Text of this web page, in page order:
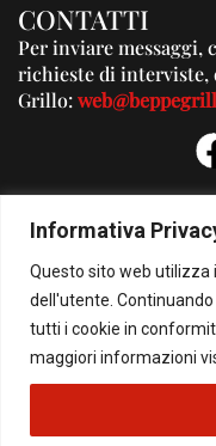
Informativa
Questo sito web utilizza
dell'utente.
tutti i cookie in
maggiori informazioni
CONTATTI
Per inviare messaggi,
richieste di interviste,
Grillo:
© Copyright 2026 - Il Blog di